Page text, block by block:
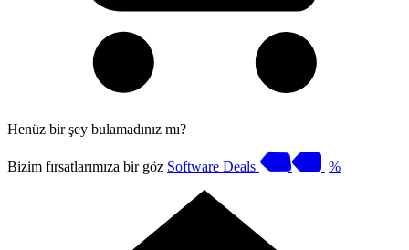
Henüz bir şey bulamadınız mı?
Bizim fırsatlarımıza bir göz Software Deals %